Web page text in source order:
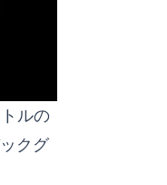
ルの
クグ